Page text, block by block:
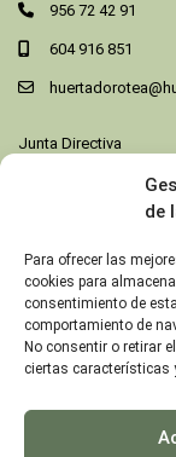
de
Para ofrecer las
cookies para
consentimiento de
comportamiento de
No consentir o retirar
ciertas características
956 72 42 91
604 916 851
Junta Directiva
/